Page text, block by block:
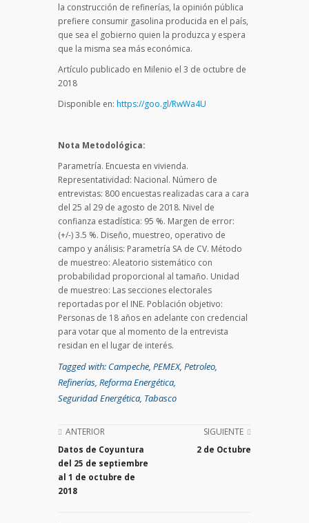
la construcción de refinerías, la opinión pública
prefiere consumir gasolina producida en el país,
que sea el gobierno quien la produzca y espera
que la misma sea más económica.
Artículo publicado en Milenio el 3 de octubre de
2018
Disponible en: https://goo.gl/RwWa4U
Nota Metodológica:
Parametría. Encuesta en vivienda.
Representatividad: Nacional. Número de
entrevistas: 800 encuestas realizadas cara a cara
del 25 al 29 de agosto de 2018. Nivel de
confianza estadística: 95 %. Margen de error:
(+/-) 3.5 %. Diseño, muestreo, operativo de
campo y análisis: Parametría SA de CV. Método
de muestreo: Aleatorio sistemático con
probabilidad proporcional al tamaño. Unidad
de muestreo: Las secciones electorales
reportadas por el INE. Población objetivo:
Personas de 18 años en adelante con credencial
para votar que al momento de la entrevista
residan en el lugar de interés.
Tagged with: Campeche PEMEX, Petroleo
Refinerías Reforma Energética
Seguridad Energética Tabasco
ANTERIOR
Datos de Coyuntura
del 25 de septiembre
al 1 de octubre de
2018
SIGUIENTE
2 de Octubre